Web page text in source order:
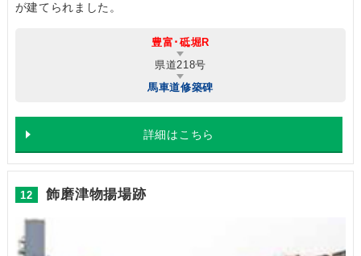
が建てられました。
豊富･砥堀R
県道218号
馬車道修築碑
詳細はこちら
12 飾磨津物揚場跡